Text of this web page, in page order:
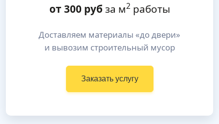
от 300руб за м2работы
Доставляем материалы «до двери»
и вывозим строительный мусор
Заказать услугу